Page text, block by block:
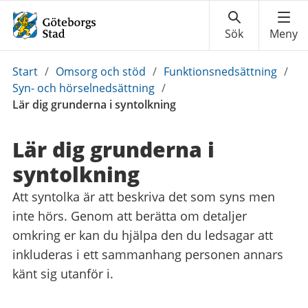
Du
är
här:
Start / Omsorg och stöd / Funktionsnedsättning /
Syn- och hörselnedsättning /
Lär dig grunderna i syntolkning
Lär dig grunderna i
syntolkning
Att syntolka är att beskriva det som syns men
inte hörs. Genom att berätta om detaljer
omkring er kan du hjälpa den du ledsagar att
inkluderas i ett sammanhang personen annars
känt sig utanför i.